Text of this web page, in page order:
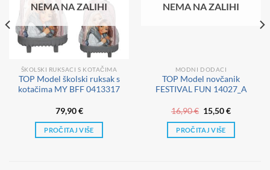
NEMA NA ZALIHI
ŠKOLSKI RUKSACI S KOTAČIMA
TOP Model školski ruksak s
kotačima MY BFF 0413317
79,90€
PROČITAJ VIŠE
NEMA NA ZALIHI
MODNI DODACI
TOP Model novčanik
FESTIVAL FUN 14027_A
16,90€ Izvorna
cijena
bila
je:
15,50€Trenutna
je:
PROČITAJ VIŠE